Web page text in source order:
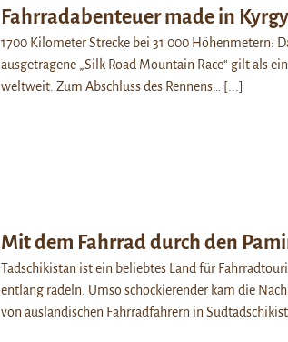
Fahrradabenteuer made in
1700 Kilometer Strecke bei 31 000 Höhenmetern:
ausgetragene „Silk Road Mountain Race“ gilt als
weltweit. Zum Abschluss des Rennens…
[...]
Mit dem Fahrrad durch den
Tadschikistan ist ein beliebtes Land für
entlang radeln. Umso schockierender kam die
von ausländischen Fahrradfahrern in